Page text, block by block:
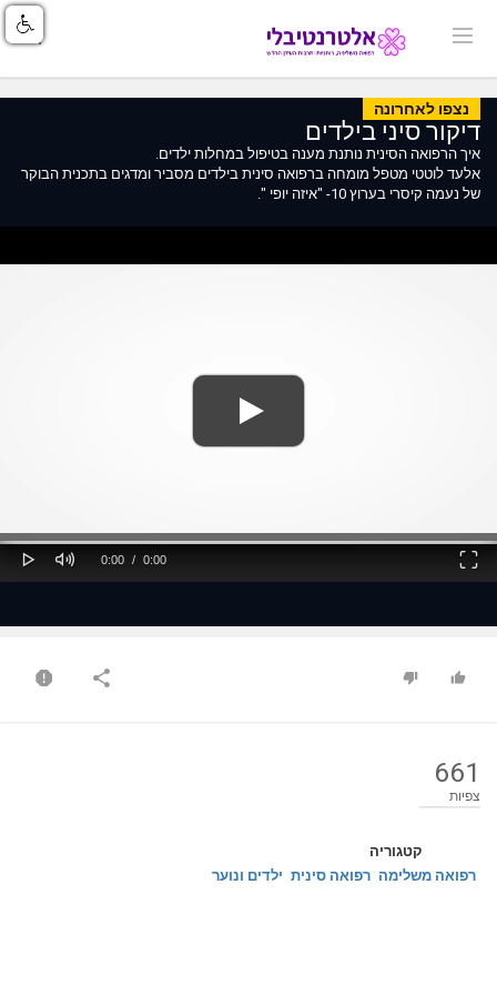
נצפו לאחרונה
דיקור סיני בילדים
איך הרפואה הסינית נותנת מענה בטיפול במחלות ילדים.
אלעד לוטטי מטפל מומחה ברפואה סינית בילדים מסביר ומדגים בתכנית הבוקר
של נעמה קיסרי בערוץ 10- "איזה יופי ".
Play Mute
Current
0:00 /
Duration
0:00
Fullscreen
661
צפיות
קטגוריה
רפואה משלימה רפואה סינית ילדים ונוער